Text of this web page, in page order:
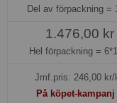
Del av förpackning =
1.476,00 kr
Hel förpackning =
Jmf.pris: 246,00kr/
På köpet-kampanj